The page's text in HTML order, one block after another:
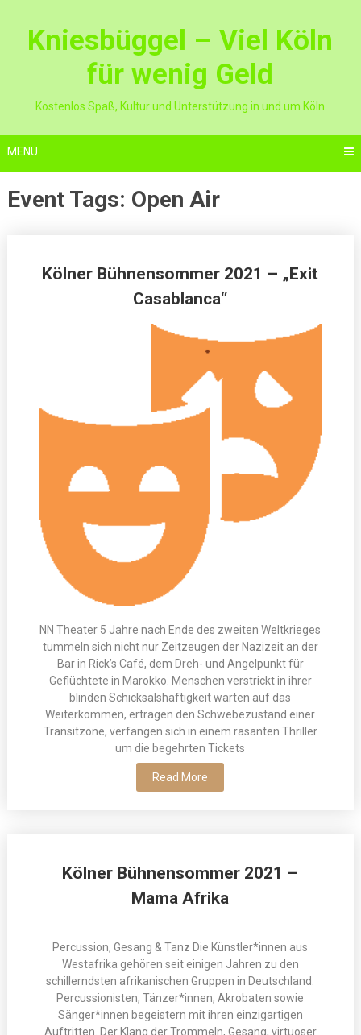
contentKniesbüggel – Viel Köln
für wenig Geld
Kostenlos Spaß, Kultur und Unterstützung in und um Köln
MENU
Event Tags: Open Air
Kölner Bühnensommer 2021 – „Exit
Casablanca“
NN Theater 5 Jahre nach Ende des zweiten Weltkrieges
tummeln sich nicht nur Zeitzeugen der Nazizeit an der
Bar in Rick’s Café, dem Dreh- und Angelpunkt für
Geflüchtete in Marokko. Menschen verstrickt in ihrer
blinden Schicksalshaftigkeit warten auf das
Weiterkommen, ertragen den Schwebezustand einer
Transitzone, verfangen sich in einem rasanten Thriller
um die begehrten Tickets
Read More
Kölner Bühnensommer 2021 –
Mama Afrika
Percussion, Gesang & Tanz Die Künstler*innen aus
Westafrika gehören seit einigen Jahren zu den
schillerndsten afrikanischen Gruppen in Deutschland.
Percussionisten, Tänzer*innen, Akrobaten sowie
Sänger*innen begeistern mit ihren einzigartigen
Auftritten. Der Klang der Trommeln, Gesang, virtuoser
navigation